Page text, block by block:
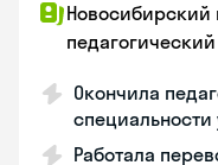
Новосибирский
Окончила
специальности
Работала